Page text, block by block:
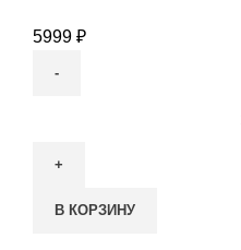
5999 ₽
Программируемый
ТСВ КОРЗИНУ